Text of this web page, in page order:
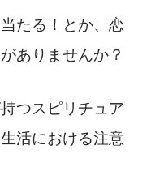
たる！とか、恋
ありませんか？
つスピリチュア
活における注意